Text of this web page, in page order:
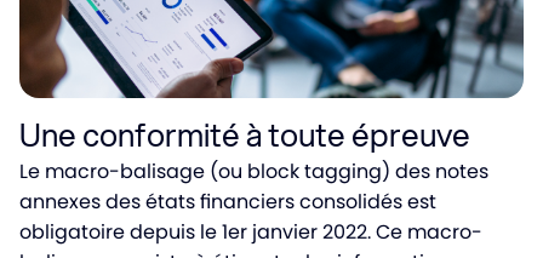
Une conformité à toute épreuve
Le macro-balisage (ou block tagging) des notes
annexes des états financiers consolidés est
obligatoire depuis le 1er janvier 2022. Ce macro-